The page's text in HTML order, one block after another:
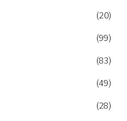
(20)
(99)
(83)
(49)
(28)